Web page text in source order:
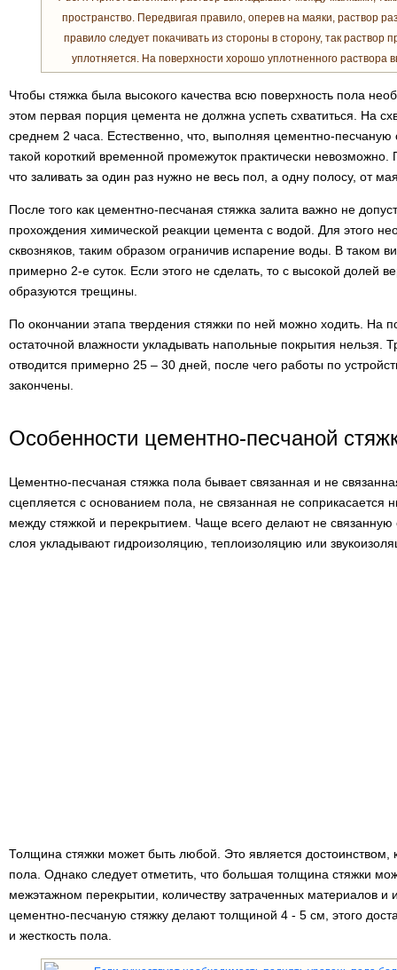
пространство. Передвигая правило, оперев на маяки, раствор
правило следует покачивать из стороны в сторону, так
уплотняется. На поверхности хорошо уплотненного раствора
Чтобы стяжка была высокого качества всю поверхность пола
этом первая порция цемента не должна успеть схватиться. На
среднем 2 часа. Естественно, что, выполняя цементно-песчаную
такой короткий временной промежуток практически
что заливать за один раз нужно не весь пол, а одну полосу, от
После того как цементно-песчаная стяжка залита важно не
прохождения химической реакции цемента с водой. Для этого
сквозняков, таким образом ограничив испарение воды. В таком
примерно 2-е суток. Если этого не сделать, то с высокой долей
образуются трещины.
По окончании этапа твердения стяжки по ней можно ходить. На
остаточной влажности укладывать напольные покрытия нельзя.
отводится примерно 25 – 30 дней, после чего работы по
закончены.
Особенности цементно-песчаной
Цементно-песчаная стяжка пола бывает связанная и не
сцепляется с основанием пола, не связанная не
между стяжкой и перекрытием. Чаще всего делают не связанную
слоя укладывают гидроизоляцию, теплоизоляцию или
Толщина стяжки может быть любой. Это является достоинством,
пола. Однако следует отметить, что большая толщина стяжки
межэтажном перекрытии, количеству затраченных материалов и
цементно-песчаную стяжку делают толщиной 4 - 5 см, этого
и жесткость пола.